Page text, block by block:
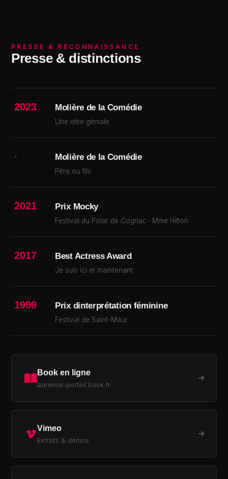
PRESSE & RECONNAISSANCE
Presse & distinctions
2023 Molière de la Comédie
Une idée géniale
· Molière de la Comédie
Père ou fils
2021 Prix Mocky
Festival du Polar de Cognac · Mme Hilton
2017 Best Actress Award
Je suis ici et maintenant
1999 Prix dinterprétation féminine
Festival de Saint-Maur
Book en ligne
laurence-porteil.book.fr
Vimeo
Extraits & démos